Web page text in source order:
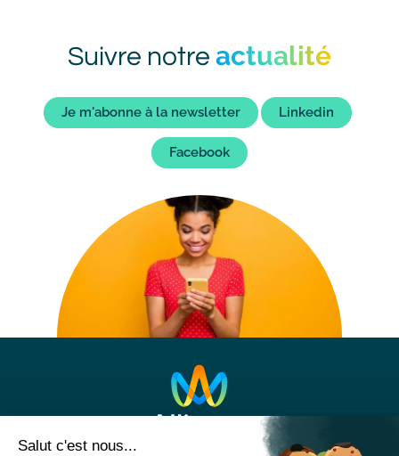
Image
bot
Image
Titre
Suivre notre actualité
Liens
bot
Je m'abonne à la newsletter Linkedin
Facebook